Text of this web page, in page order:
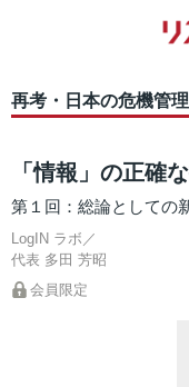
再考・日本の危機管
「情報」の正確
第１回：総論としての
LogIN ラボ／
代表 多田 芳昭
会員限定